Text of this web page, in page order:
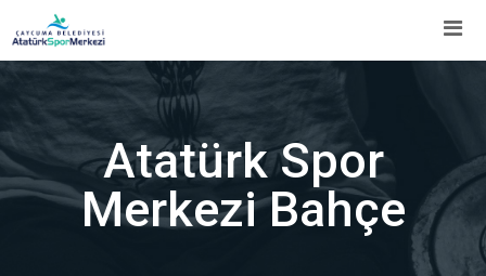
Atla
Atatürk Spor
Merkezi Bahçe